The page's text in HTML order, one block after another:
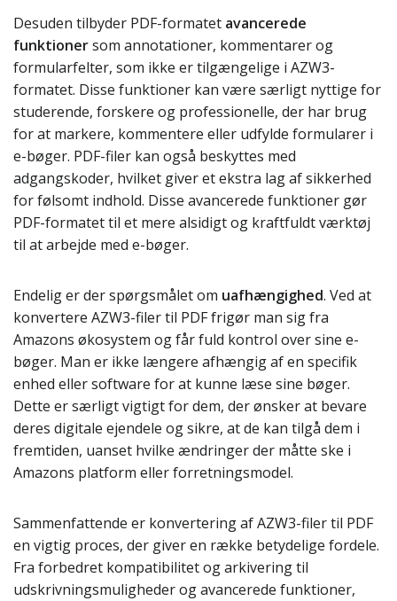
Desuden tilbyder PDF-formatet avancerede
funktionersom annotationer, kommentarer og
formularfelter, som ikke er tilgængelige i AZW3-
formatet. Disse funktioner kan være særligt nyttige for
studerende, forskere og professionelle, der har brug
for at markere, kommentere eller udfylde formularer i
e-bøger. PDF-filer kan også beskyttes med
adgangskoder, hvilket giver et ekstra lag af sikkerhed
for følsomt indhold. Disse avancerede funktioner gør
PDF-formatet til et mere alsidigt og kraftfuldt værktøj
til at arbejde med e-bøger.
Endelig er der spørgsmålet om uafhængighed. Ved at
konvertere AZW3-filer til PDF frigør man sig fra
Amazons økosystem og får fuld kontrol over sine e-
bøger. Man er ikke længere afhængig af en specifik
enhed eller software for at kunne læse sine bøger.
Dette er særligt vigtigt for dem, der ønsker at bevare
deres digitale ejendele og sikre, at de kan tilgå dem i
fremtiden, uanset hvilke ændringer der måtte ske i
Amazons platform eller forretningsmodel.
Sammenfattende er konvertering af AZW3-filer til PDF
en vigtig proces, der giver en række betydelige fordele.
Fra forbedret kompatibilitet og arkivering til
udskrivningsmuligheder og avancerede funktioner,